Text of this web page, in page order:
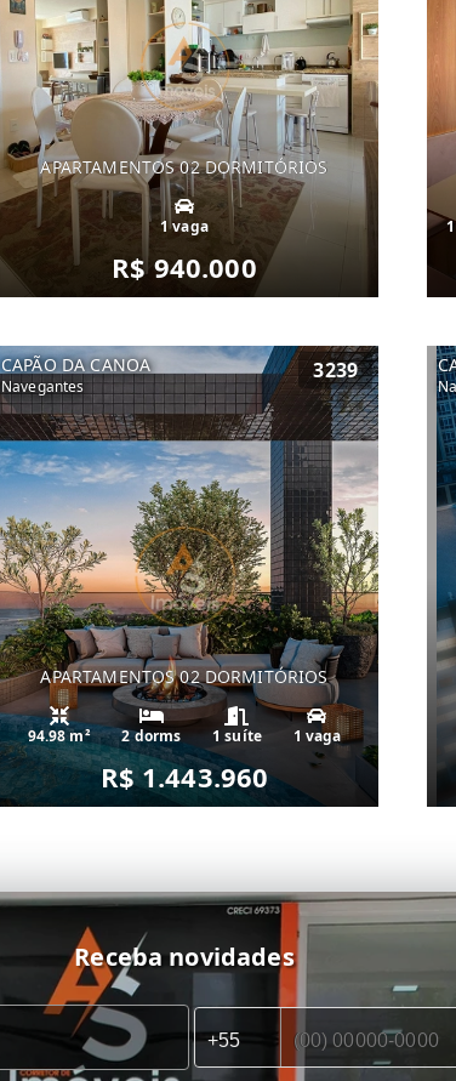
APARTAMENTOS 02 DORMITÓRIOS
1 vaga
R$ 940.000
CAPÃO DA CANOA
Navegantes
3239
APARTAMENTOS 02 DORMITÓRIOS
94.98 m² 2 dorms 1 suíte 1 vaga
R$ 1.443.960
Receba novidades